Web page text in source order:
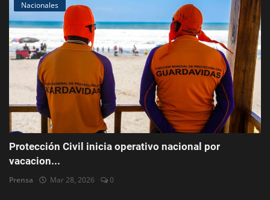
Nacionales
Protección Civil inicia operativo nacional por
vacacion...
Prensa Mar 28, 2026 0